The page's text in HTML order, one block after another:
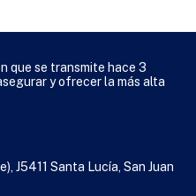
que se transmite hace 3
y ofrecer la más alta
J5411 Santa Lucía, San Juan